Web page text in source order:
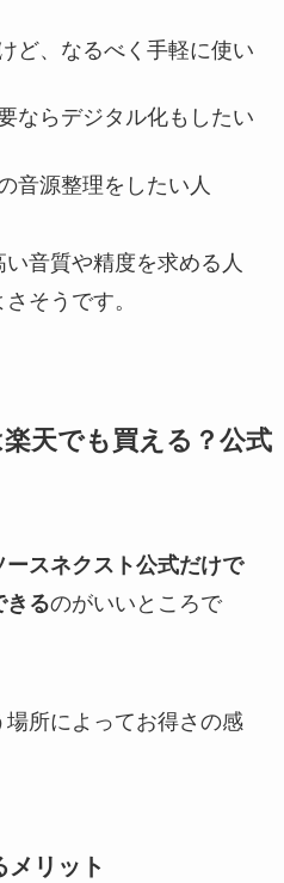
ど、なるべく手軽に使い
ならデジタル化もしたい
音源整理をしたい人
音質や精度を求める人
そうです。
天でも買える？公式
ースネクスト公式だけで
きるのがいいところで
所によってお得さの感
リット